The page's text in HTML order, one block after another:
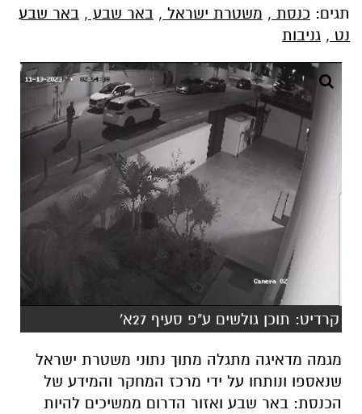
תגים: כנסת , משטרת ישראל , באר שבע , באר שבע
נט , גניבות
קרדיט: תוכן גולשים ע"פ סעיף 27א'
מגמה מדאיגה מתגלה מתוך נתוני משטרת ישראל
שנאספו ונותחו על ידי מרכז המחקר והמידע של
הכנסת: באר שבע ואזור הדרום ממשיכים להיות